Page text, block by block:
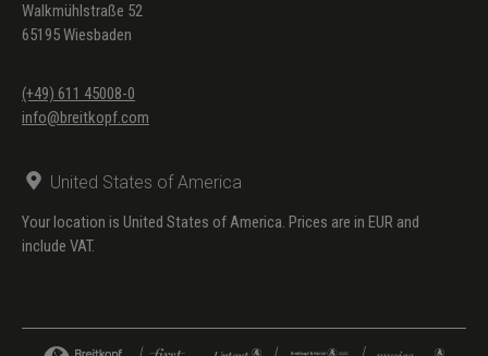
Walkmühlstraße 52
65195 Wiesbaden
(+49) 611 45008-0
info@breitkopf.com
United States of America
Your location is United States of America. Prices are in EUR and
include VAT.